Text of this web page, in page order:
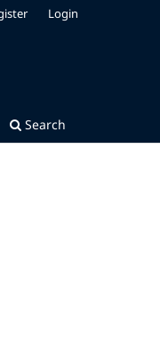
Search
Login